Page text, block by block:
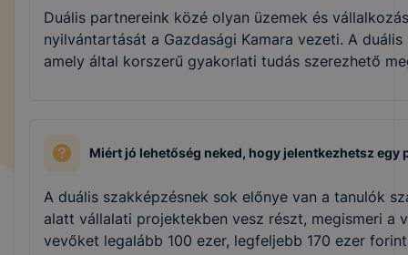
Duális partnereink közé olyan üzemek és
nyilvántartását a Gazdasági Kamara vezeti. A
amely által korszerű gyakorlati tudás szerezhető
Miért jó lehetőség neked, hogy jelentkezhetsz egy
A duális szakképzésnek sok előnye van a tanulók
alatt vállalati projektekben vesz részt, megismeri
vevőket legalább 100 ezer, legfeljebb 170 ezer